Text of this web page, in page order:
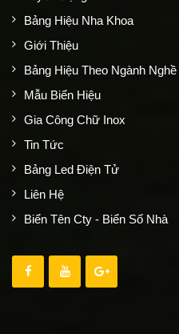
Bảng Hiệu Nha Khoa
Giới Thiệu
Bảng Hiệu Theo Ngành Nghề
Mẫu Biển Hiệu
Gia Công Chữ Inox
Tin Tức
Bảng Led Điện Tử
Liên Hệ
Biển Tên Cty - Biển Số Nhà